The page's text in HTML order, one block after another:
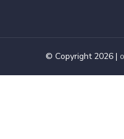
© Copyright 2026 |